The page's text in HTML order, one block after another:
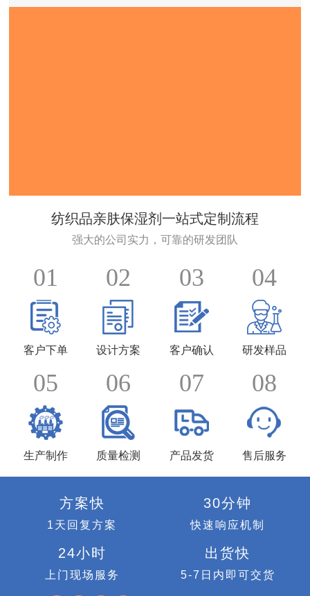
纺织品亲肤保湿剂一站式定制流程
强大的公司实力，可靠的研发团队
01
客户下单
02
设计方案
03
客户确认
04
研发样品
05
生产制作
06
质量检测
07
产品发货
08
售后服务
方案快
1天回复方案
30分钟
快速响应机制
24小时
上门现场服务
出货快
5-7日内即可交货